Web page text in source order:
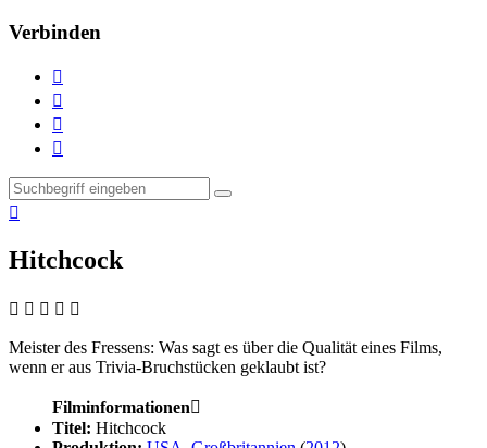
Verbinden





Hitchcock
    
Meister des Fressens: Was sagt es über die Qualität eines Films,
wenn er aus Trivia-Bruchstücken geklaubt ist?
Filminformationen
Titel: Hitchcock